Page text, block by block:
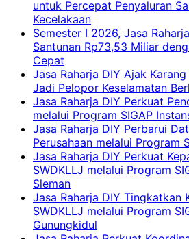
untuk Percepat Penyaluran
Kecelakaan
Semester I 2026, Jasa
Santunan Rp73,53 Miliar
Cepat
Jasa Raharja DIY Ajak
Jadi Pelopor Keselamatan
Jasa Raharja DIY Perkuat
melalui Program SIGAP
Jasa Raharja DIY Perbarui
Perusahaan melalui Program
Jasa Raharja DIY Perkuat
SWDKLLJ melalui Program
Sleman
Jasa Raharja DIY Tingkatkan
SWDKLLJ melalui Program
Gunungkidul